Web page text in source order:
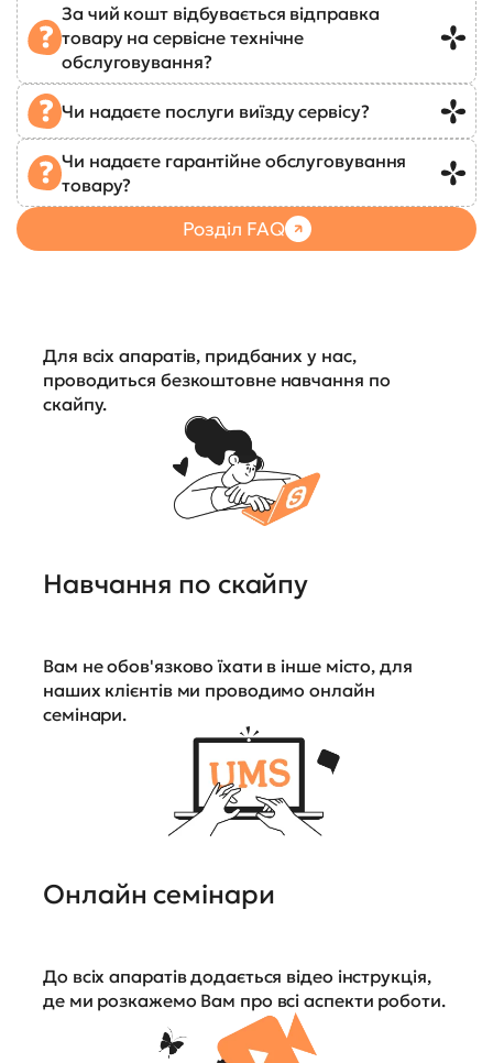
За чий кошт відбувається відправка
товару на сервісне технічне
обслуговування?
Чи надаєте послуги виїзду сервісу?
Чи надаєте гарантійне обслуговування
товару?
Розділ FAQ
Для всіх апаратів, придбаних у нас,
проводиться безкоштовне навчання по
скайпу.
Навчання по скайпу
Вам не обов'язково їхати в інше місто, для
наших клієнтів ми проводимо онлайн
семінари.
Онлайн семінари
До всіх апаратів додається відео інструкція,
де ми розкажемо Вам про всі аспекти роботи.